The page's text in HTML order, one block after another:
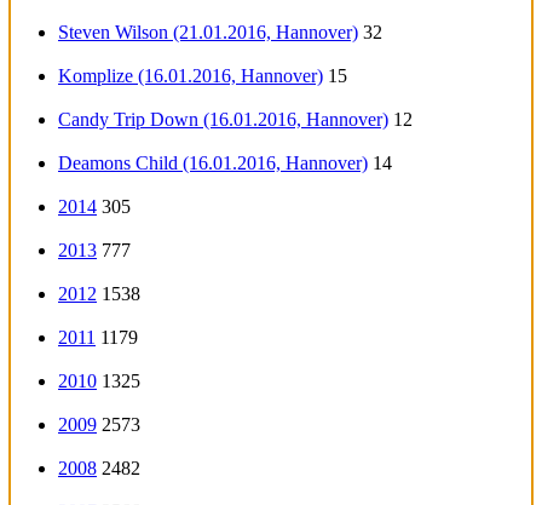
Steven Wilson (21.01.2016, Hannover) 32
Komplize (16.01.2016, Hannover) 15
Candy Trip Down (16.01.2016, Hannover) 12
Deamons Child (16.01.2016, Hannover) 14
2014 305
2013 777
2012 1538
2011 1179
2010 1325
2009 2573
2008 2482